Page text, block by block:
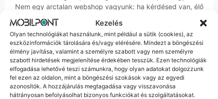
Kezelés
Olyan technológiákat használunk, mint például a sütik (cookies), az
eszközinformációk tárolására és/vagy elérésére. Mindezt a böngészési
élmény javítása, valamint a személyre szabott vagy nem személyre
szabott hirdetések megjelenítése érdekében tesszük. Ezen technológiák
elfogadása lehetővé teszi számunkra, hogy olyan adatokat dolgozzunk
fel ezen az oldalon, mint a böngészési szokások vagy az egyedi
azonosítók. A hozzájárulás megtagadása vagy visszavonása
hátrányosan befolyásolhat bizonyos funkciókat és szolgáltatásokat.
Nem egy arctalan webshop vagyunk: ha kérdésed van, élő
ember veszi fel a telefont, és személyesen is megtalálsz
minket Szegeden.
Korrekt Ügyintézés